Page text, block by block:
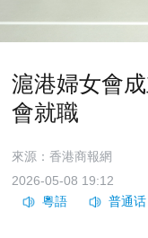
滬港婦女會
會就職
來源：香港商報網
2026-05-08 19:12